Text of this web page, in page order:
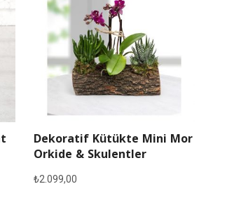
Dekoratif Kütükte Mini Mor
Orkide & Skulentler
₺2.099,00